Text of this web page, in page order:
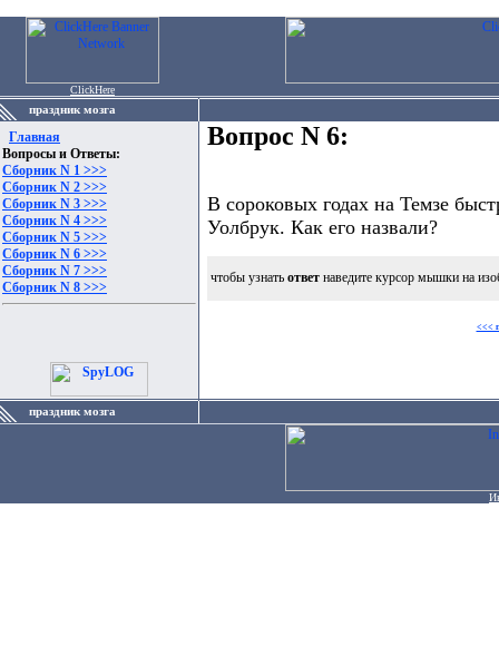
ClickHere
праздник мозга
Главная
Вопросы и Ответы:
Сборник N 1 >>>
Сборник N 2 >>>
Сборник N 3 >>>
Сборник N 4 >>>
Сборник N 5 >>>
Сборник N 6 >>>
Сборник N 7 >>>
Сборник N 8 >>>
Вопрос N 6:
В сороковых годах на Темзе
Уолбрук. Как его назвали?
чтобы узнать ответ наведите курсор мышки на
<<<
праздник мозга